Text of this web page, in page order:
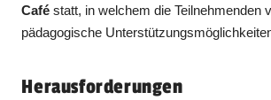
Café statt, in welchem die Teilnehmenden
pädagogische
Herausforderungen